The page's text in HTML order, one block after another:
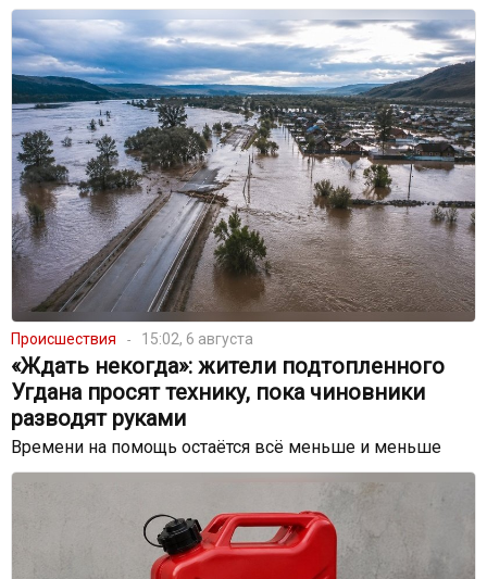
Происшествия 15:02, 6 августа
«Ждать некогда»: жители подтопленного
Угдана просят технику, пока чиновники
разводят руками
Времени на помощь остаётся всё меньше и меньше